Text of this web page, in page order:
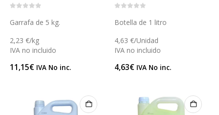
Garrafa de 5 kg.
2,23 €/kg
IVA no incluido
11,15€ IVA No inc.
Botella de 1 litro
4,63 €/Unidad
IVA no incluido
4,63€ IVA No inc.